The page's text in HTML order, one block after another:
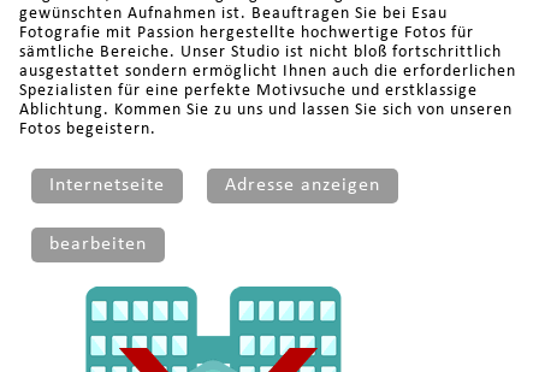
gewünschten Aufnahmen ist. Beauftragen Sie bei Esau
Fotografie mit Passion hergestellte hochwertige Fotos für
sämtliche Bereiche. Unser Studio ist nicht bloß fortschrittlich
ausgestattet sondern ermöglicht Ihnen auch die erforderlichen
Spezialisten für eine perfekte Motivsuche und erstklassige
Ablichtung. Kommen Sie zu uns und lassen Sie sich von unseren
Fotos begeistern.
Internetseite Adresse anzeigen
bearbeiten